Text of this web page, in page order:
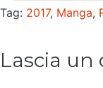
Tag: 2017, Manga,
Lascia